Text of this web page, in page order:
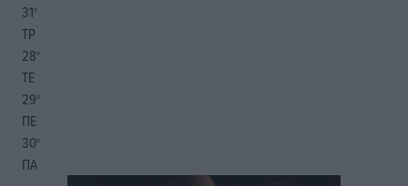
31°
ΤΡ
28°
ΤΕ
29°
ΠΕ
30°
ΠΑ